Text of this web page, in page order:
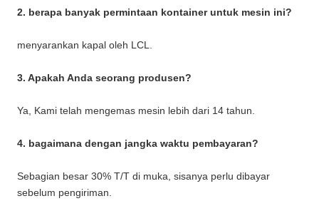
2. berapa banyak permintaan kontainer untuk mesin ini?
menyarankan kapal oleh LCL.
3. Apakah Anda seorang produsen?
Ya, Kami telah mengemas mesin lebih dari 14 tahun.
4. bagaimana dengan jangka waktu pembayaran?
Sebagian besar 30% T/T di muka, sisanya perlu dibayar
sebelum pengiriman.